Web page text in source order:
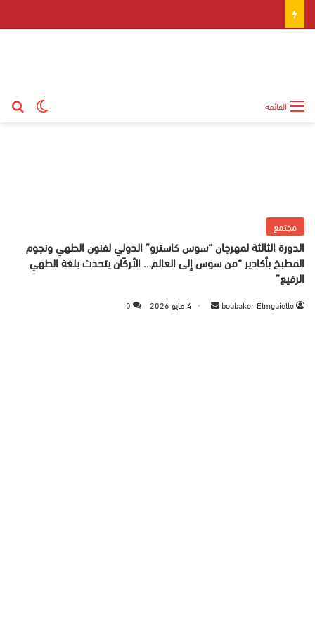
القائمة
مجتمع
الدورة الثالثة لمهرجان “سوس كاسترو” الدولي لفنون الطهي ونجوم
المطبخ بأكادير “من سوس إلى العالم… الأركَان يتحدث بلغة الطهي
الرفيع”
boubaker Elmguielle 4 مايو 2026 0